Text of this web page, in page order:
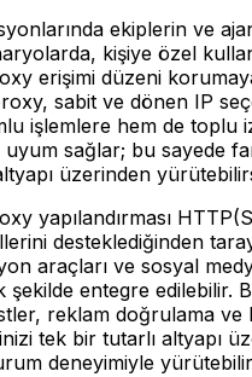
ekiplerin ve
kişiye özel
erişimi düzeni
sabit ve dönen IP
işlemlere hem de toplu
uyum sağlar; bu sayede
üzerinden
yapılandırması
desteklediğinden
araçları ve sosyal
şekilde entegre edilebilir.
reklam doğrulama ve
tek bir tutarlı altyapı
deneyimiyle